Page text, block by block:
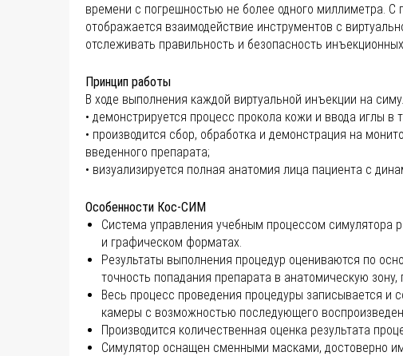
времени с погрешностью не более одного миллиметра.
отображается взаимодействие инструментов с
отслеживать правильность и безопасность
Принцип работы
В ходе выполнения каждой виртуальной инъекции на
• демонстрируется процесс прокола кожи и ввода иглы в
• производится сбор, обработка и демонстрация на
введенного препарата;
• визуализируется полная анатомия лица пациента с
Особенности Кос-СИМ
Система управления учебным процессом
и графическом форматах.
Результаты выполнения процедур оцениваются по
точность попадания препарата в анатомическую
Весь процесс проведения процедуры записывается и
камеры с возможностью последующего
Производится количественная оценка результата
Симулятор оснащен сменными масками, достоверно